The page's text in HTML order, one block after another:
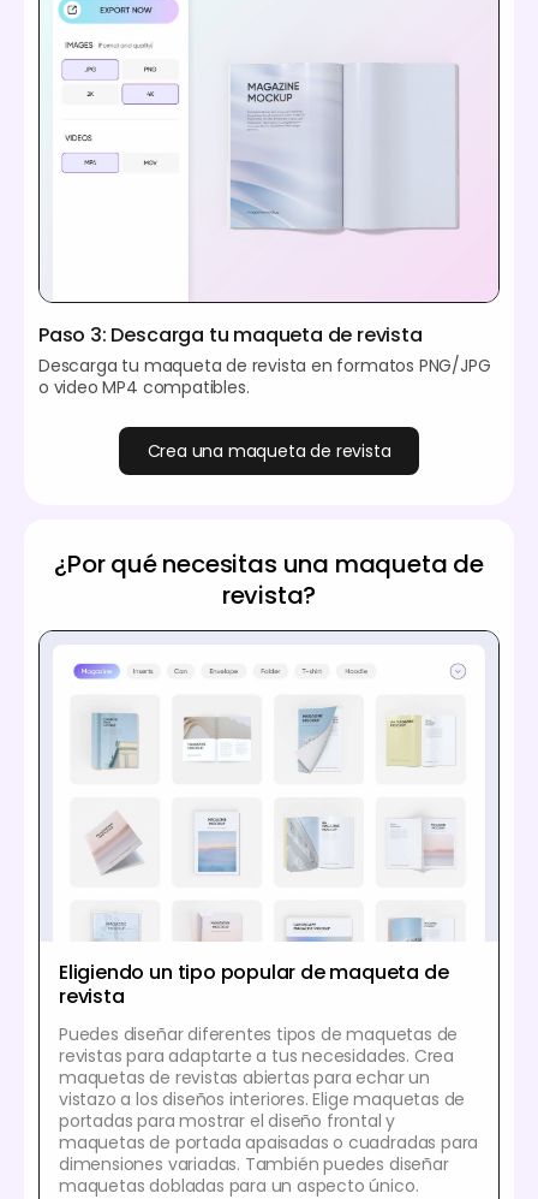
Paso 3: Descarga tu maqueta de revista
Descarga tu maqueta de revista en formatos PNG/JPG
o video MP4 compatibles.
Crea una maqueta de revista
¿Por qué necesitas una maqueta de
revista?
Eligiendo un tipo popular de maqueta de
revista
Puedes diseñar diferentes tipos de maquetas de
revistas para adaptarte a tus necesidades. Crea
maquetas de revistas abiertas para echar un
vistazo a los diseños interiores. Elige maquetas de
portadas para mostrar el diseño frontal y
maquetas de portada apaisadas o cuadradas para
dimensiones variadas. También puedes diseñar
maquetas dobladas para un aspecto único.